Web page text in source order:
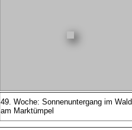
49. Woche: Sonnenuntergang im Wald
am Marktümpel